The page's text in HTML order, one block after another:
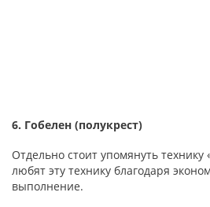
6. Гобелен (полукрест)
Отдельно стоит упомянуть технику
любят эту технику благодаря
выполнение.